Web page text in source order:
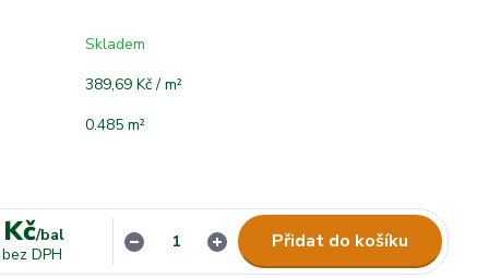
Skladem
389,69 Kč / m²
0.485 m²
/bal
bez DPH
Přidat do košíku